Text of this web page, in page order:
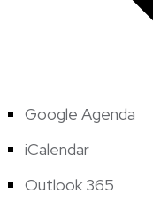
Google Agenda
iCalendar
Outlook 365